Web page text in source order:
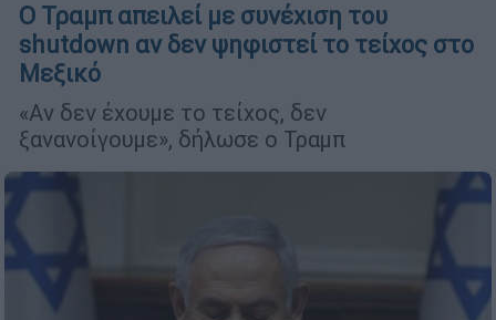
Ο Τραμπ απειλεί με συνέχιση του
shutdown αν δεν ψηφιστεί το τείχος στο
Μεξικό
«Αν δεν έχουμε το τείχος, δεν
ξανανοίγουμε», δήλωσε ο Τραμπ